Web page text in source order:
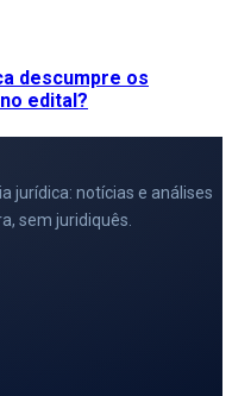
descumpre os
edital?
jurídica: notícias e análises
sem juridiquês.